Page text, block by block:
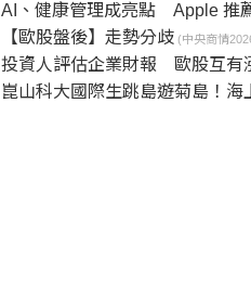
AI、健康管理成亮點 Apple 推
【歐股盤後】走勢分歧 (中央商情
投資人評估企業財報 歐股互有
崑山科大國際生跳島遊菊島！